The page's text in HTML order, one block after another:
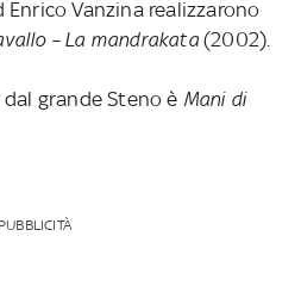
Vanzina realizzarono
– La mandrakata(2002).
grande Steno è Mani di
PUBBLICITÀ